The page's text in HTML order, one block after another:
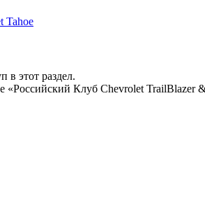
Tahoe
в этот раздел.
«Российский Клуб Chevrolet TrailBlazer